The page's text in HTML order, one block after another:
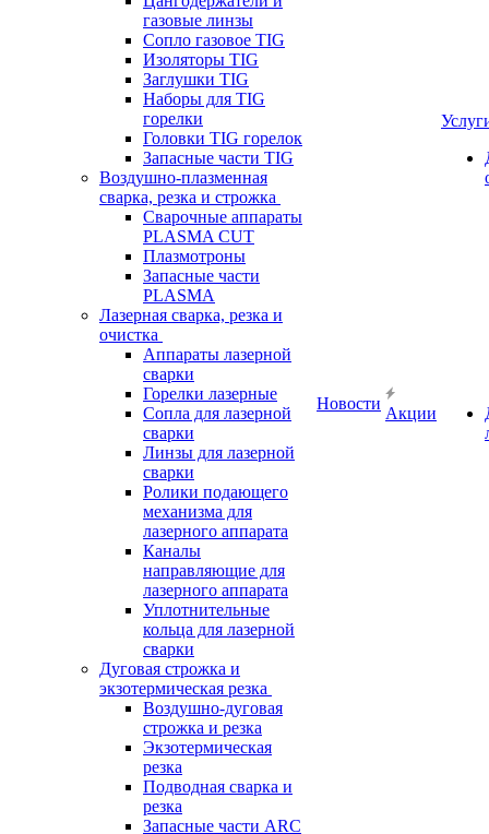
газовые линзы
Сопло газовое TIG
Изоляторы TIG
Заглушки TIG
Наборы для TIG
горелки
Головки TIG горелок
Запасные части TIG
Воздушно-плазменная
сварка, резка и строжка
Сварочные аппараты
PLASMA CUT
Плазмотроны
Запасные части
PLASMA
Лазерная сварка, резка и
очистка
Аппараты лазерной
сварки
Горелки лазерные
Сопла для лазерной
сварки
Линзы для лазерной
сварки
Ролики подающего
механизма для
лазерного аппарата
Каналы
направляющие для
лазерного аппарата
Уплотнительные
кольца для лазерной
сварки
Дуговая строжка и
экзотермическая резка
Воздушно-дуговая
строжка и резка
Экзотермическая
резка
Подводная сварка и
резка
Запасные части ARC
Новости
Акции